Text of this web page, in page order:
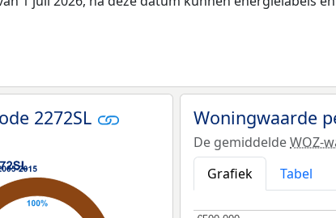
2272SL Woningwaarde
De gemiddeldeWOZ-
Grafiek
Tabel